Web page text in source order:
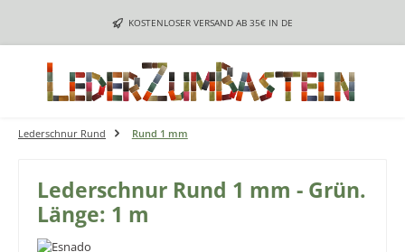
Zum Hauptinhalt springenKOSTENLOSER VERSAND AB 35€ IN DE
Lederschnur Rund Rund 1 mm
Lederschnur Rund 1 mm - Grün.
Länge: 1 m